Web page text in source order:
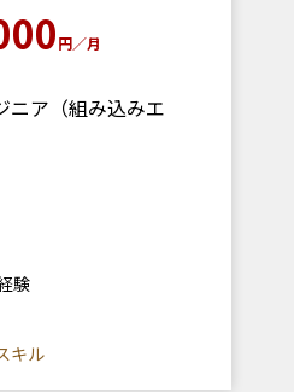
円／月
ニア（組み込みエ
験
キル